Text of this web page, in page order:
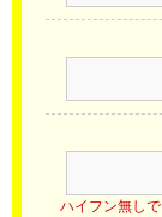
ハイフン無し